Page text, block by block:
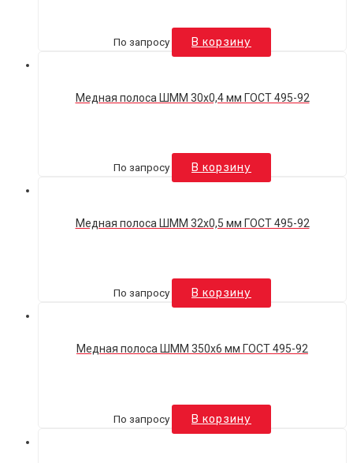
По запросу В корзину
Медная полоса ШММ 30х0,4 мм ГОСТ 495-92
По запросу В корзину
Медная полоса ШММ 32х0,5 мм ГОСТ 495-92
По запросу В корзину
Медная полоса ШММ 350х6 мм ГОСТ 495-92
По запросу В корзину